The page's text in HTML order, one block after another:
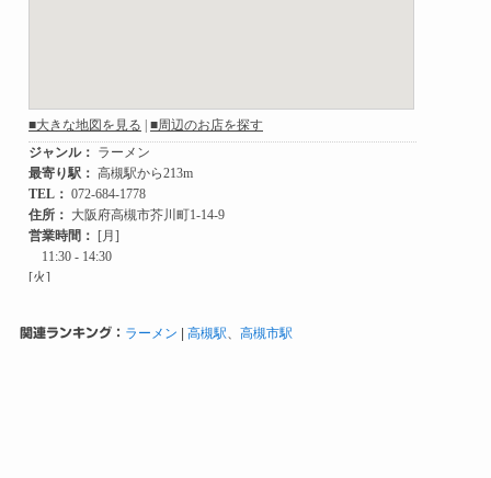
関連ランキング： ラーメン 高槻駅、 高槻市駅